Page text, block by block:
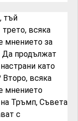
тъй
всяка
мнението за
Да продължат
като
Второ, всяка
мнението
Тръмп, Съвета
с